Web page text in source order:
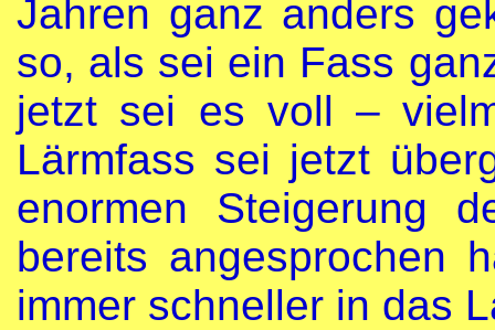
Jahren ganz anders
so, als sei ein Fass
jetzt sei es voll –
Lärmfass sei jetzt
enormen Steigerung
bereits angesprochen
immer schneller in das